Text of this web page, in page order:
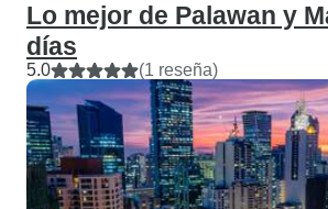
Lo mejor de Palawan y
días
5.0 (1 reseña)